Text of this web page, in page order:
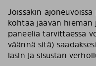
Joissakin
kohtaa jäävän
paneelia tarvittaessa
väännä sitä)
lasin ja sisustan